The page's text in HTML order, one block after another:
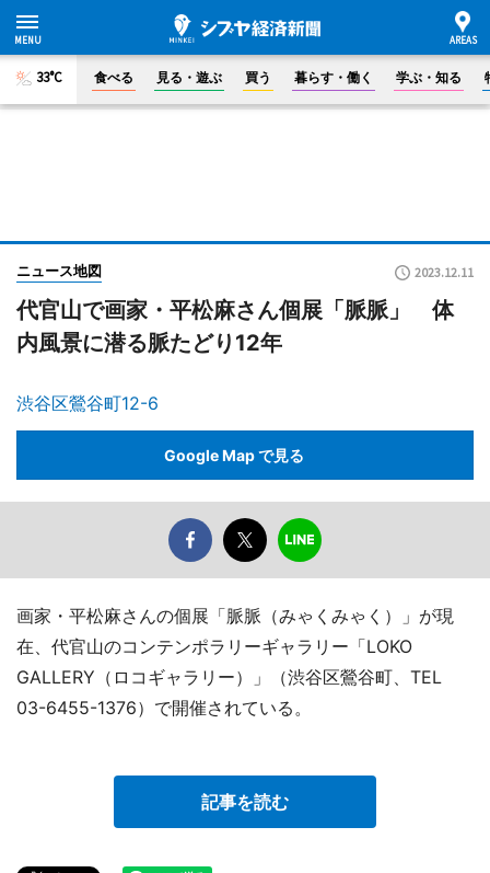
33°C 食べる 見る・遊ぶ 買う 暮らす・働く 学ぶ・知る
ニュース地図 2023.12.11
代官山で画家・平松麻さん個展「脈脈」 体
内風景に潜る脈たどり12年
渋谷区鶯谷町12-6
Google Map で見る
画家・平松麻さんの個展「脈脈（みゃくみゃく）」が現
在、代官山のコンテンポラリーギャラリー「LOKO
GALLERY（ロコギャラリー）」（渋谷区鶯谷町、TEL
03-6455-1376）で開催されている。
記事を読む